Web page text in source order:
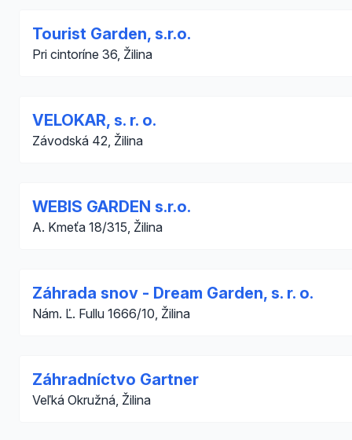
Tourist Garden, s.r.o.
Pri cintoríne 36, Žilina
VELOKAR, s. r. o.
Závodská 42, Žilina
WEBIS GARDEN s.r.o.
A. Kmeťa 18/315, Žilina
Záhrada snov - Dream Garden, s. r. o.
Nám. Ľ. Fullu 1666/10, Žilina
Záhradníctvo Gartner
Veľká Okružná, Žilina